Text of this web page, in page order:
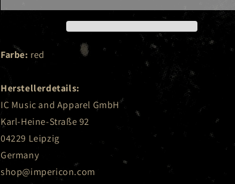
Brave
Christmas
-
Scarf
Brave
Farbe: red
Herstellerdetails:
IC Music and Apparel GmbH
Karl-Heine-Straße 92
04229 Leipzig
Germany
shop@impericon.com